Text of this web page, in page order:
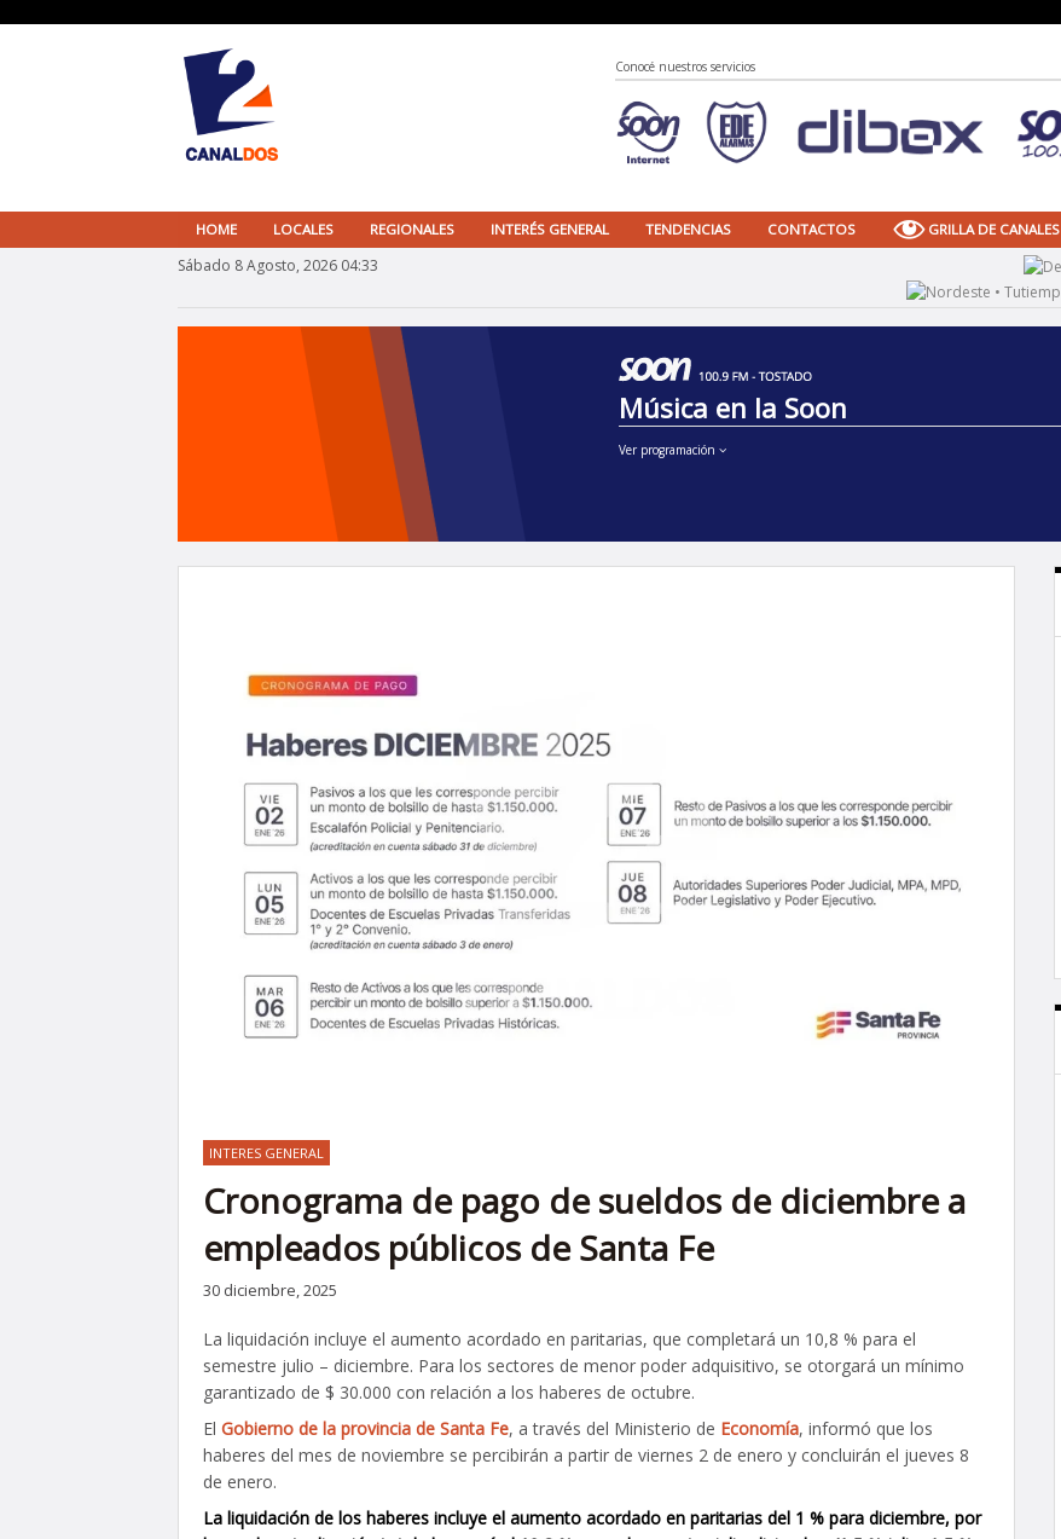
Conocé nuestros servicios
HOME LOCALES REGIONALES INTERÉS GENERAL TENDENCIAS CONTACTOS GRILLA DE CANALES
Sábado 8 Agosto, 2026 04:33
Música en la Soon
Ver programación
INTERES GENERAL
Cronograma de pago de sueldos de diciembre a
empleados públicos de Santa Fe
30 diciembre, 2025
La liquidación incluye el aumento acordado en paritarias, que completará un 10,8 % para el
semestre julio – diciembre. Para los sectores de menor poder adquisitivo, se otorgará un mínimo
garantizado de $ 30.000 con relación a los haberes de octubre.
El Gobierno de la provincia de Santa Fe, a través del Ministerio de Economía, informó que los
haberes del mes de noviembre se percibirán a partir de viernes 2 de enero y concluirán el jueves 8
de enero.
La liquidación de los haberes incluye el aumento acordado en paritarias del 1 % para diciembre, por